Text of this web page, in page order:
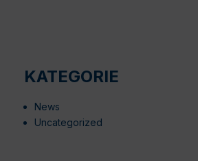
KATEGORIE
News
Uncategorized